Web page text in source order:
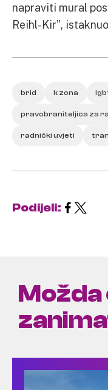
napraviti mural
Reihl-Kir”,
brid k zona
pravobraniteljica za
radnički uvjeti
Podijeli:
Možda